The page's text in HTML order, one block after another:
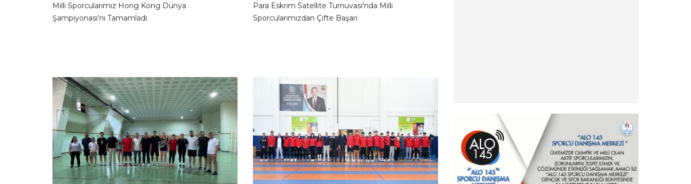
31.07.2026 09:04:12
Milli Sporcularımız Hong Kong Dünya
Şampiyonası'nı Tamamladı
23.06.2026 10:01:18
Para Eskrim Satellite Turnuvası'nda Milli
Sporcularımızdan Çifte Başarı
» Hizmet Pasaportu hk - Önemli Duyuru
» Sponsorluk Alacak Sporcular hk - Önemli
Duyuru